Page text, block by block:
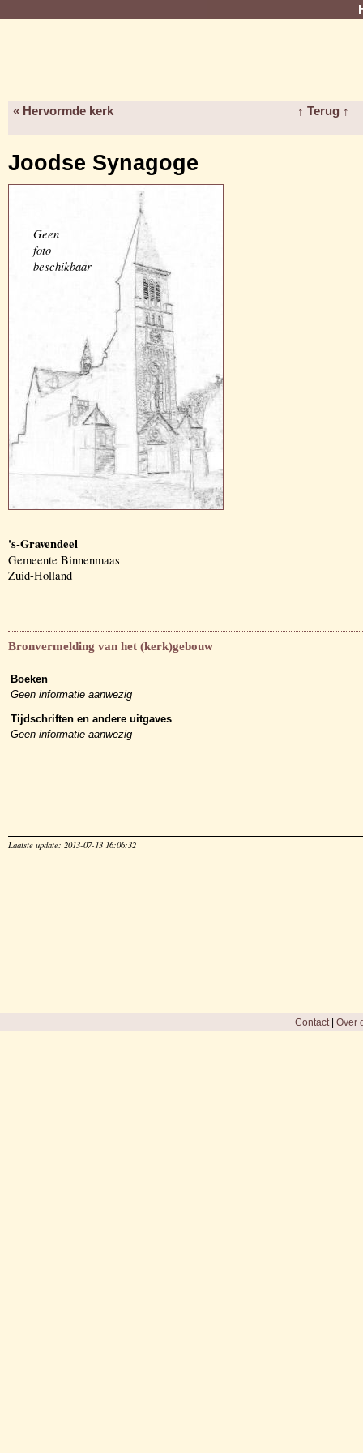
« Hervormde kerk ↑ Terug ↑
Joodse Synagoge
Geen
foto
beschikbaar
's-Gravendeel
Gemeente Binnenmaas
Zuid-Holland
Bronvermelding van het (kerk)gebouw
Boeken
Geen informatie aanwezig
Tijdschriften en andere uitgaves
Geen informatie aanwezig
Laatste update: 2013-07-13 16:06:32
Contact| Over